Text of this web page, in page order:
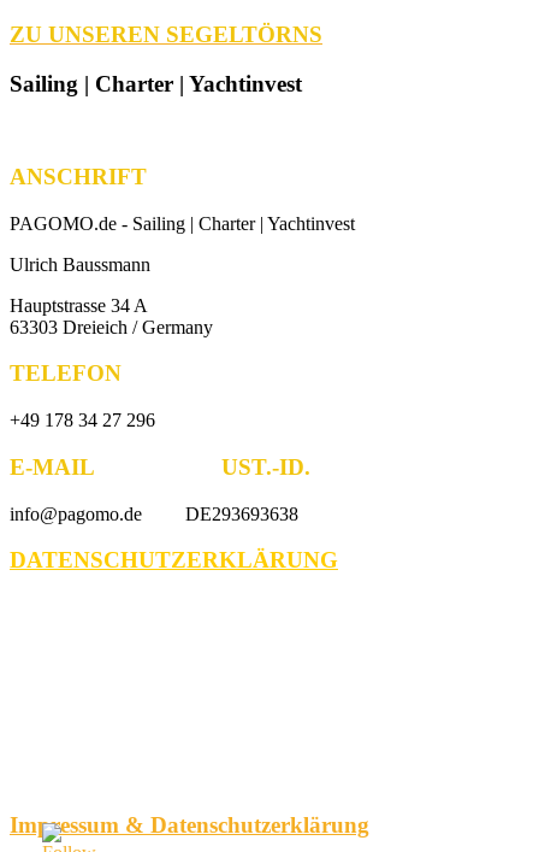
ZU UNSEREN SEGELTÖRNS
Sailing | Charter | Yachtinvest
ANSCHRIFT
PAGOMO.de - Sailing | Charter | Yachtinvest
Ulrich Baussmann
Hauptstrasse 34 A
63303 Dreieich / Germany
TELEFON
+49 178 34 27 296
E-MAIL UST.-ID.
info@pagomo.de DE293693638
DATENSCHUTZERKLÄRUNG
Impressum & Datenschutzerklärung